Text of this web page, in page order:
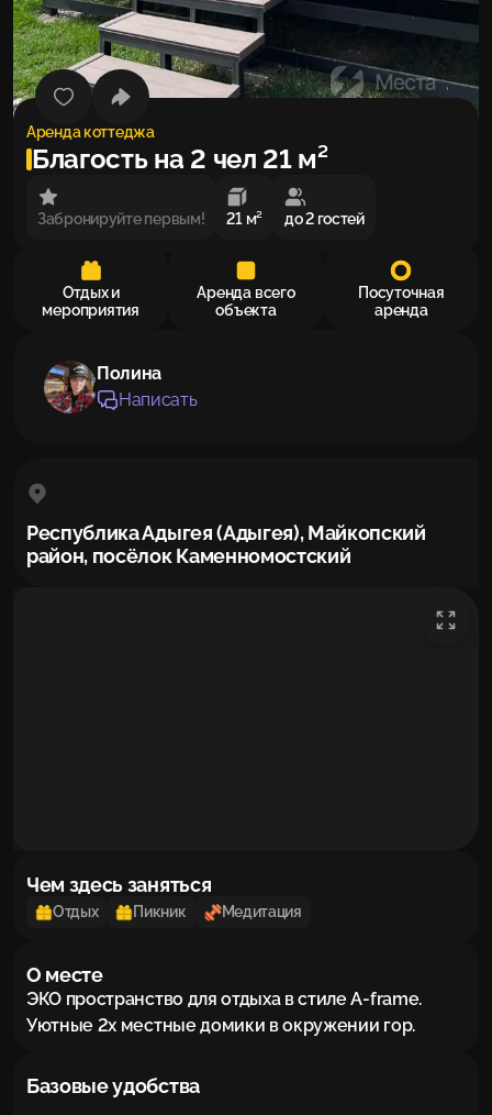
Все фото
Аренда коттеджа
Благость на 2 чел 21 м²
Забронируйте первым! 21 м² до 2 гостей
Отдых и
мероприятия
Аренда всего
объекта
Посуточная
аренда
Полина
Написать
Республика Адыгея (Адыгея), Майкопский
район, посёлок Каменномостский
Чем здесь заняться
Отдых Пикник Медитация
О месте
ЭКО пространство для отдыха в стиле A-frame.
Уютные 2х местные домики в окружении гор.
Базовые удобства